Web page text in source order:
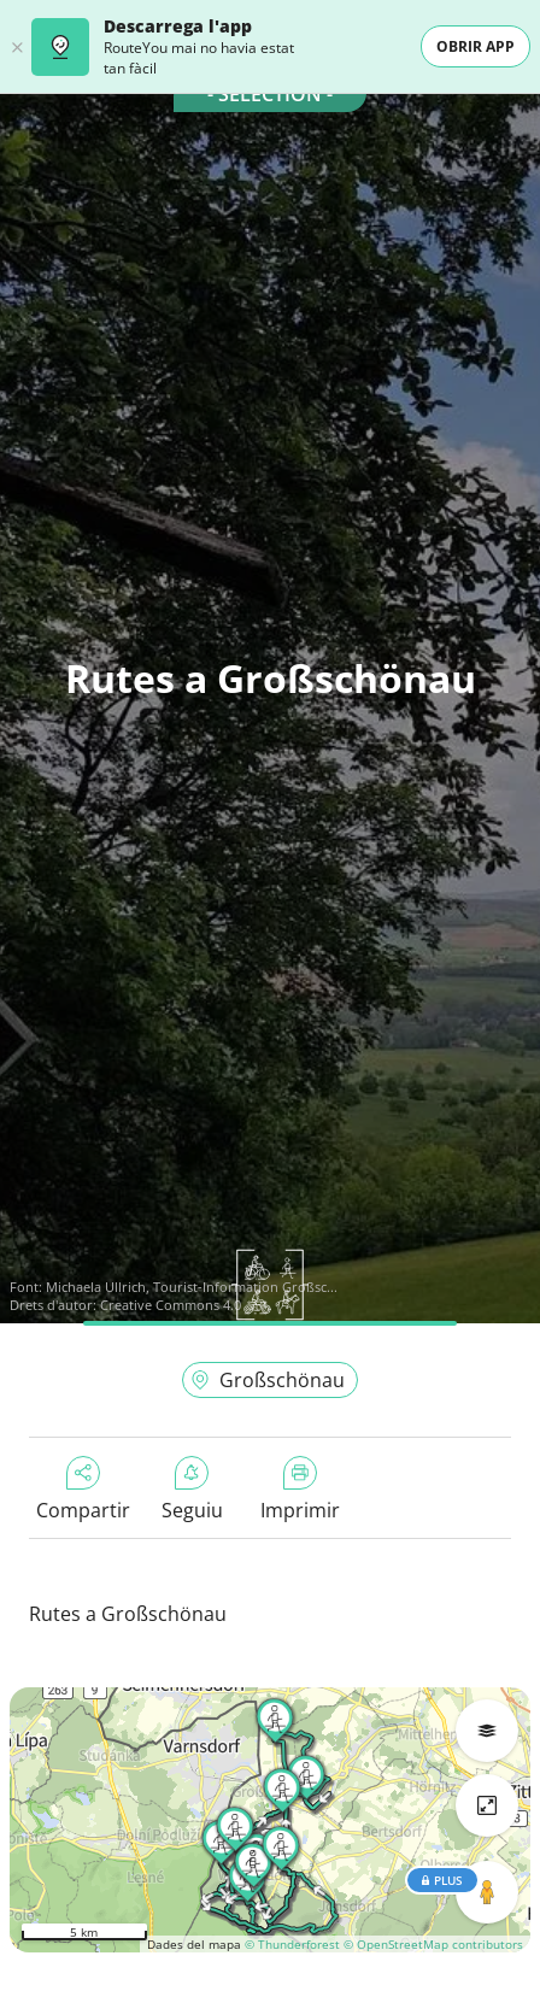
Descarrega l'app
RouteYou mai no havia estat
tan fàcil
OBRIR APP
- SELECTION -
Rutes a Großschönau
Font: Michaela Ullrich, Tourist-Information Großsc...
Drets d'autor: Creative Commons 4.0
Großschönau
Compartir Seguiu Imprimir
Rutes a Großschönau
Dades del mapa © Thunderforest © OpenStreetMap contributors
PLUS
5 km